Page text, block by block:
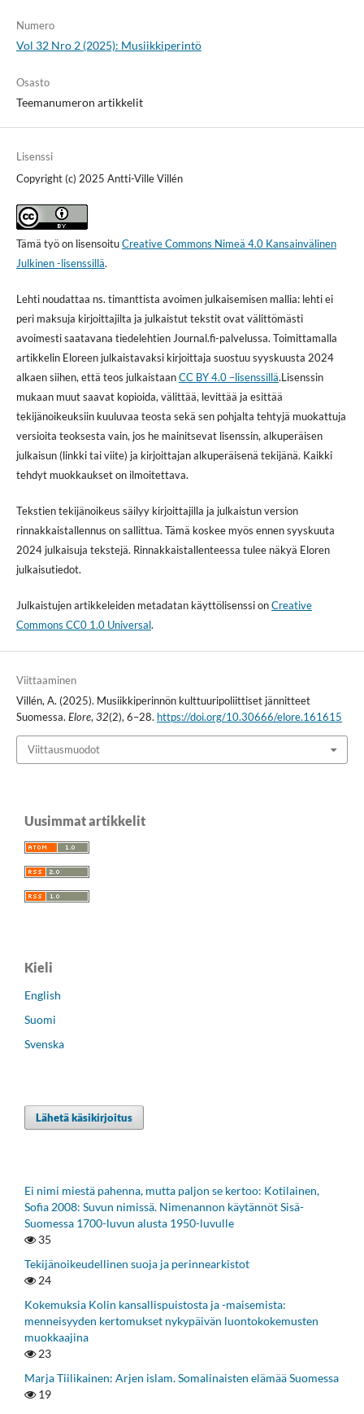
Numero
Vol 32 Nro 2 (2025): Musiikkiperintö
Osasto
Teemanumeron artikkelit
Lisenssi
Copyright (c) 2025 Antti-Ville Villén
Tämä työ on lisensoituCreative Commons Nimeä 4.0 Kansainvälinen
Julkinen -lisenssillä.
Lehti noudattaa ns. timanttista avoimen julkaisemisen mallia: lehti ei
peri maksuja kirjoittajilta ja julkaistut tekstit ovat välittömästi
avoimesti saatavana tiedelehtien Journal.fi-palvelussa. Toimittamalla
artikkelin Eloreen julkaistavaksi kirjoittaja suostuu syyskuusta 2024
alkaen siihen, että teos julkaistaanCC BY 4.0 –lisenssillä.Lisenssin
mukaan muut saavat kopioida, välittää, levittää ja esittää
tekijänoikeuksiin kuuluvaa teosta sekä sen pohjalta tehtyjä muokattuja
versioita teoksesta vain, jos he mainitsevat lisenssin, alkuperäisen
julkaisun (linkki tai viite) ja kirjoittajan alkuperäisenä tekijänä. Kaikki
tehdyt muokkaukset on ilmoitettava.
Tekstien tekijänoikeus säilyy kirjoittajilla ja julkaistun version
rinnakkaistallennus on sallittua. Tämä koskee myös ennen syyskuuta
2024 julkaisuja tekstejä. Rinnakkaistallenteessa tulee näkyä Eloren
julkaisutiedot.
Julkaistujen artikkeleiden metadatan käyttölisenssi onCreative
Commons CC0 1.0 Universal.
Viittaaminen
Villén, A. (2025). Musiikkiperinnön kulttuuripoliittiset jännitteet
Suomessa. Elore, 32(2), 6–28. https://doi.org/10.30666/elore.161615
Viittausmuodot
Uusimmat artikkelit
Kieli
English
Suomi
Svenska
Lähetä käsikirjoitus
Ei nimi miestä pahenna, mutta paljon se kertoo: Kotilainen,
Sofia 2008: Suvun nimissä. Nimenannon käytännöt Sisä-
Suomessa 1700-luvun alusta 1950-luvulle
35
Tekijänoikeudellinen suoja ja perinnearkistot
24
Kokemuksia Kolin kansallispuistosta ja -maisemista:
menneisyyden kertomukset nykypäivän luontokokemusten
muokkaajina
23
Marja Tiilikainen: Arjen islam. Somalinaisten elämää Suomessa
19